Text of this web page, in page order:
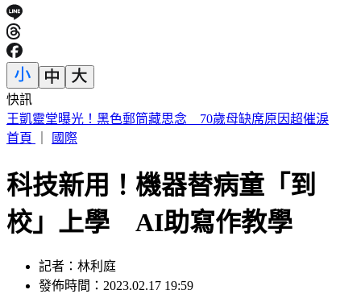
快訊
王凱靈堂曝光！黑色郵筒藏思念 70歲母缺席原因超催淚
首頁
國際
科技新用！機器替病童「到
校」上學 AI助寫作教學
記者：林利庭
發佈時間：2023.02.17 19:59